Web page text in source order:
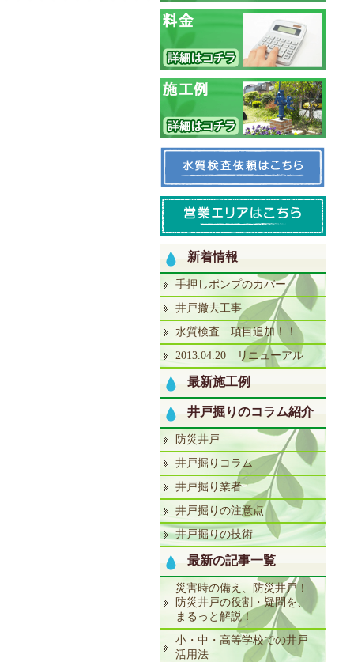
新着情報
手押しポンプのカバー
井戸撤去工事
水質検査 項目追加！！
2013.04.20 リニューアル
最新施工例
井戸掘りのコラム紹介
防災井戸
井戸掘りコラム
井戸掘り業者
井戸掘りの注意点
井戸掘りの技術
最新の記事一覧
災害時の備え、防災井戸！
防災井戸の役割・疑問を、
まるっと解説！
小・中・高等学校での井戸
活用法